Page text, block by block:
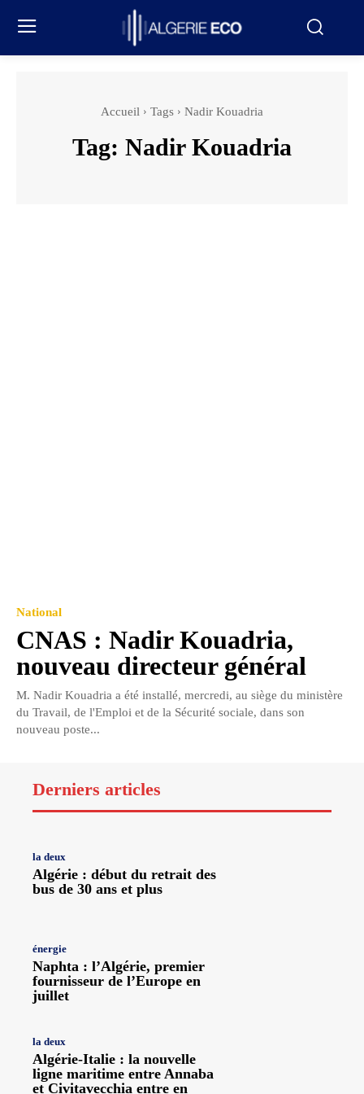
Accueil Tags Nadir Kouadria
Tag: Nadir Kouadria
National
CNAS : Nadir Kouadria,
nouveau directeur général
M. Nadir Kouadria a été installé, mercredi, au siège du ministère
du Travail, de l'Emploi et de la Sécurité sociale, dans son
nouveau poste...
Derniers articles
la deux
Algérie : début du retrait des
bus de 30 ans et plus
énergie
Naphta : l’Algérie, premier
fournisseur de l’Europe en
juillet
la deux
Algérie-Italie : la nouvelle
ligne maritime entre Annaba
et Civitavecchia entre en